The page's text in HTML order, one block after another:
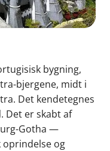
bygning,
bjergene, midt i
Det kendetegnes
Det er skabt af
Gotha —
og